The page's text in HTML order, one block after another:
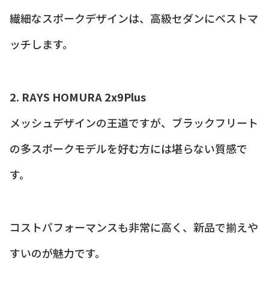
繊細なスポークデザインは、高級セダンにベストマ
ッチします。
2. RAYS HOMURA 2x9Plus
メッシュデザインの王道ですが、ブラックフリート
の多スポークモデルを好む方には堪らない質感で
す。
コストパフォーマンスも非常に高く、新品で揃えや
すいのが魅力です。